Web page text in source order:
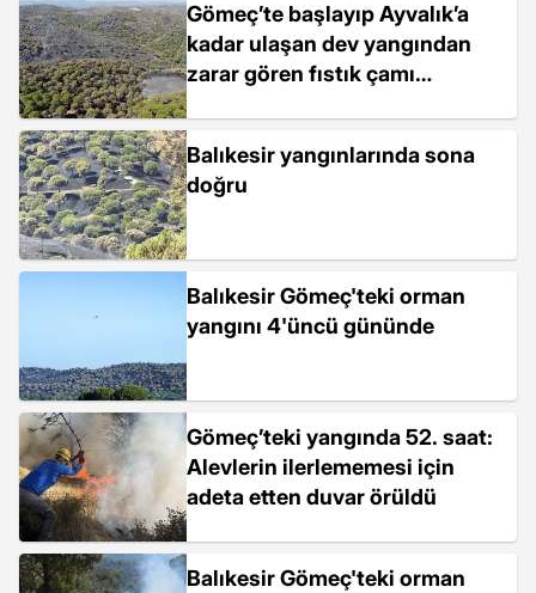
Gömeç’te başlayıp Ayvalık’a
kadar ulaşan dev yangından
zarar gören fıstık çamı
Balıkesir yangınlarında sona
doğru
Balıkesir Gömeç'teki orman
yangını 4'üncü gününde
Gömeç’teki yangında 52. saat:
Alevlerin ilerlememesi için
adeta etten duvar örüldü
Balıkesir Gömeç'teki orman